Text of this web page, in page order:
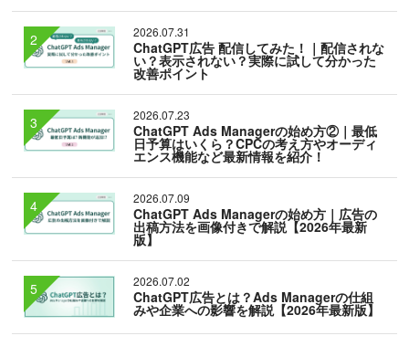
2026.07.31
ChatGPT広告 配信してみた！｜配信されな
い？表示されない？実際に試して分かった
改善ポイント
2026.07.23
ChatGPT Ads Managerの始め方②｜最低
日予算はいくら？CPCの考え方やオーディ
エンス機能など最新情報を紹介！
2026.07.09
ChatGPT Ads Managerの始め方｜広告の
出稿方法を画像付きで解説【2026年最新
版】
2026.07.02
ChatGPT広告とは？Ads Managerの仕組
みや企業への影響を解説【2026年最新版】